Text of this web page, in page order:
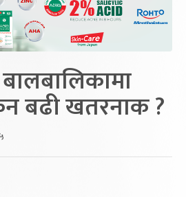
बढी खतरनाक ?